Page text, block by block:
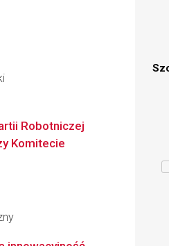
Robotniczej
Komitecie